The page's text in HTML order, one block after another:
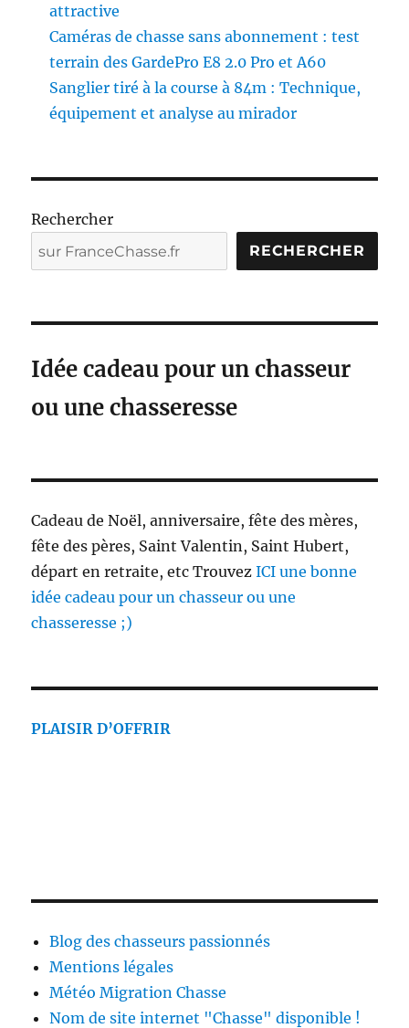
attractive
Caméras de chasse sans abonnement : test
terrain des GardePro E8 2.0 Pro et A60
Sanglier tiré à la course à 84m : Technique,
équipement et analyse au mirador
Rechercher
RECHERCHER
Idée cadeau pour un chasseur
ou une chasseresse
Cadeau de Noël, anniversaire, fête des mères,
fête des pères, Saint Valentin, Saint Hubert,
départ en retraite, etc TrouvezICI une bonne
idée cadeau pour un chasseur ou une
chasseresse ;)
PLAISIR D’OFFRIR
Blog des chasseurs passionnés
Mentions légales
Météo Migration Chasse
Nom de site internet "Chasse" disponible !